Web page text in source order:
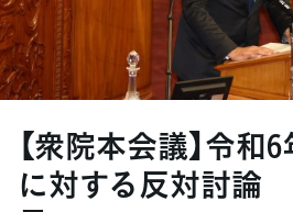
【衆院本会議】令和
に対する反対討論